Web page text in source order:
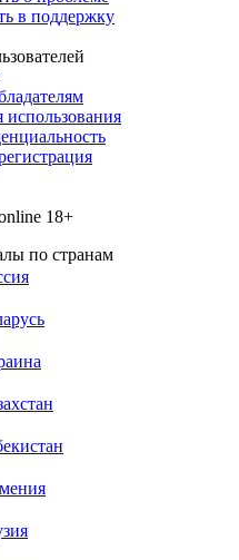
в поддержку
использования
18+
по странам